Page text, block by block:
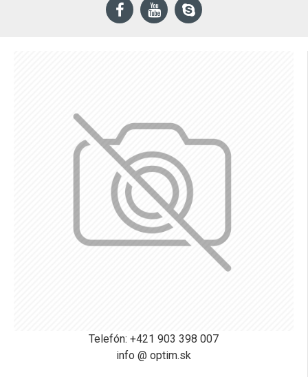
Telefón: +421 903 398 007
info @ optim.sk